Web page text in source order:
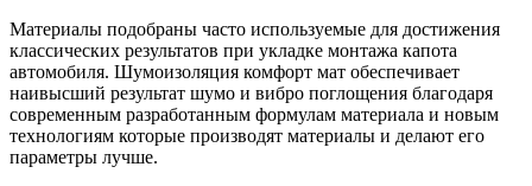
Материалы подобраны часто используемые для достижения
классических результатов при укладке монтажа капота
автомобиля. Шумоизоляция комфорт мат обеспечивает
наивысший результат шумо и вибро поглощения благодаря
современным разработанным формулам материала и новым
технологиям которые производят материалы и делают его
параметры лучше.